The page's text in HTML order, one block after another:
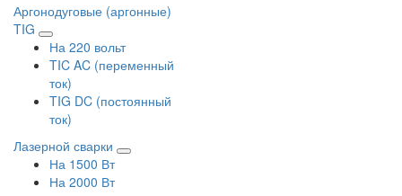
Аргонодуговые (аргонные)
TIG
На 220 вольт
TIC AC (переменный
ток)
TIG DC (постоянный
ток)
Лазерной сварки
На 1500 Вт
На 2000 Вт